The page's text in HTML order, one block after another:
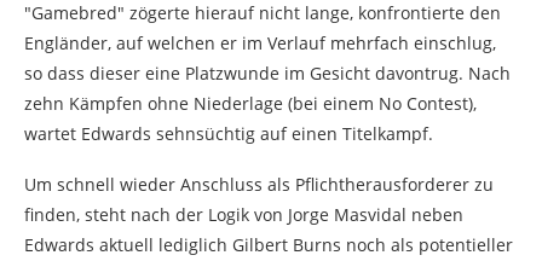
"Gamebred" zögerte hierauf nicht lange, konfrontierte den
Engländer, auf welchen er im Verlauf mehrfach einschlug,
so dass dieser eine Platzwunde im Gesicht davontrug. Nach
zehn Kämpfen ohne Niederlage (bei einem No Contest),
wartet Edwards sehnsüchtig auf einen Titelkampf.
Um schnell wieder Anschluss als Pflichtherausforderer zu
finden, steht nach der Logik von Jorge Masvidal neben
Edwards aktuell lediglich Gilbert Burns noch als potentieller